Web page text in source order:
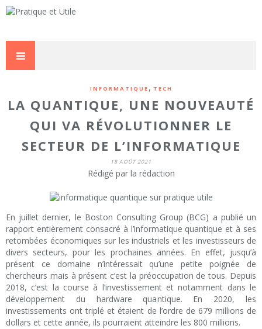
INFORMATIQUE , TECH
LA QUANTIQUE, UNE NOUVEAUTÉ
QUI VA RÉVOLUTIONNER LE
SECTEUR DE L’INFORMATIQUE
18 AOÛT 2021
Rédigé par la rédaction
En juillet dernier, le Boston Consulting Group (BCG) a publié un
rapport entièrement consacré à l’informatique quantique et à ses
retombées économiques sur les industriels et les investisseurs de
divers secteurs, pour les prochaines années. En effet, jusqu’à
présent ce domaine n’intéressait qu’une petite poignée de
chercheurs mais à présent c’est la préoccupation de tous. Depuis
2018, c’est la course à l’investissement et notamment dans le
développement du hardware quantique. En 2020, les
investissements ont triplé et étaient de l’ordre de 679 millions de
dollars et cette année, ils pourraient atteindre les 800 millions.